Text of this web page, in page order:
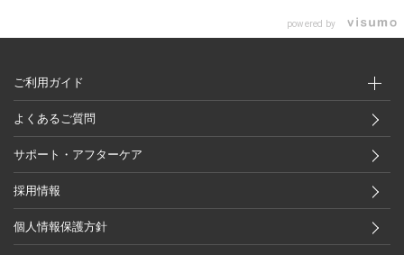
powered by
ご利用ガイド
よくあるご質問
サポート・アフターケア
採用情報
個人情報保護方針